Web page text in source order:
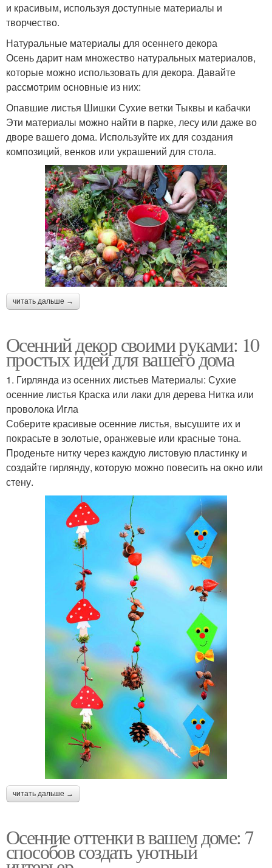
и красивым, используя доступные материалы и
творчество.
Натуральные материалы для осеннего декора
Осень дарит нам множество натуральных материалов,
которые можно использовать для декора. Давайте
рассмотрим основные из них:
Опавшие листья Шишки Сухие ветки Тыквы и кабачки
Эти материалы можно найти в парке, лесу или даже во
дворе вашего дома. Используйте их для создания
композиций, венков или украшений для стола.
читать дальше →
Осенний декор своими руками: 10
простых идей для вашего дома
1. Гирлянда из осенних листьев Материалы: Сухие
осенние листья Краска или лаки для дерева Нитка или
проволока Игла
Соберите красивые осенние листья, высушите их и
покрасьте в золотые, оранжевые или красные тона.
Проденьте нитку через каждую листовую пластинку и
создайте гирлянду, которую можно повесить на окно или
стену.
читать дальше →
Осенние оттенки в вашем доме: 7
способов создать уютный